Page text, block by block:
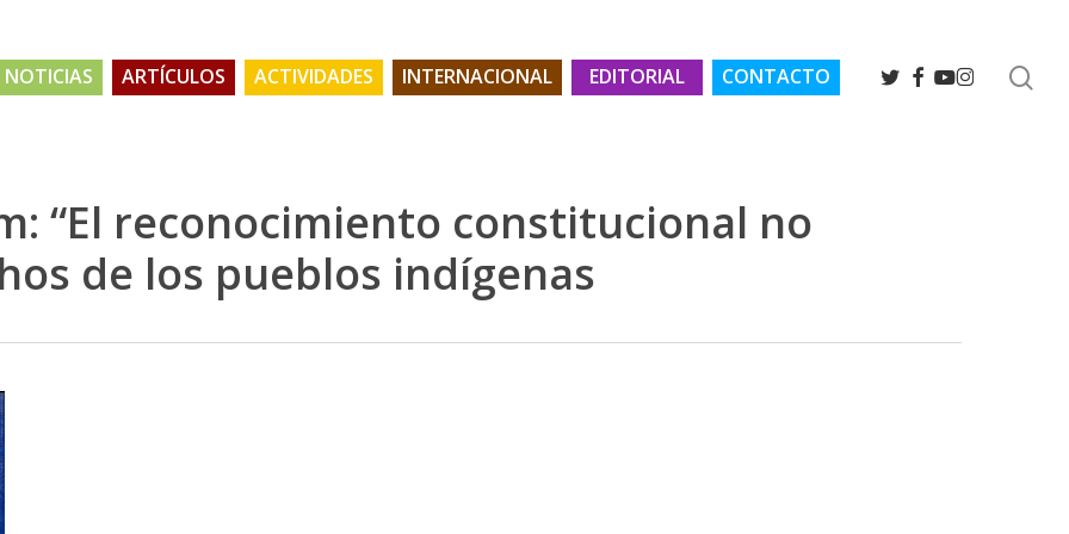
NOTICIAS ARTÍCULOS ACTIVIDADES INTERNACIONAL EDITORIAL CONTACTO TWITTER
FACEBOOK
YOUTUBE
INSTAGRAM
“El reconocimiento constitucional no
de los pueblos indígenas